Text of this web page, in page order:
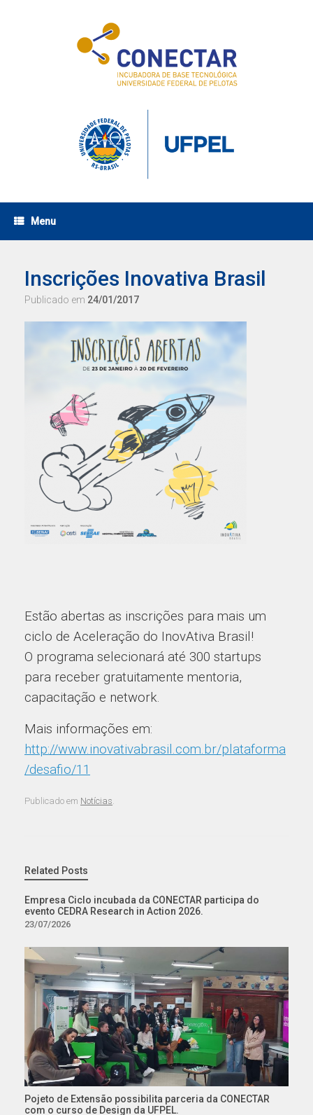
Menu
Inscrições Inovativa Brasil
Publicado em 24/01/2017
Estão abertas as inscrições para mais um
ciclo de Aceleração do InovAtiva Brasil!
O programa selecionará até 300 startups
para receber gratuitamente mentoria,
capacitação e network.
Mais informações em:
http://www.inovativabrasil.com.br/plataforma
/desafio/11
Publicado em Notícias
Related Posts
Empresa Ciclo incubada da CONECTAR participa do
evento CEDRA Research in Action 2026.
23/07/2026
Pojeto de Extensão possibilita parceria da CONECTAR
com o curso de Design da UFPEL.